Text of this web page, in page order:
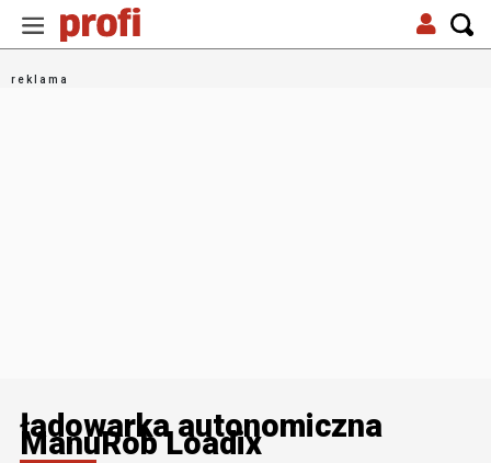
ładowarka autonomiczna
ManuRob Loadix